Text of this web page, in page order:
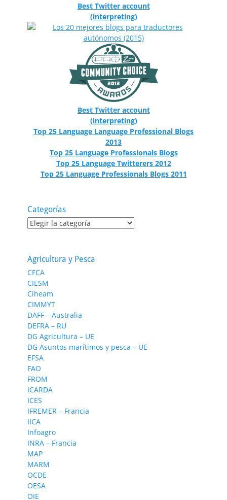
Best Twitter account
(interpreting)
Best Twitter account
(interpreting)
Top 25 Language Language Professional Blogs
2013
Top 25 Language Professionals Blogs
Top 25 Language Twitterers 2012
Top 25 Language Professionals Blogs 2011
Categorías
Categorías
Agricultura y Pesca
CFCA
CIESM
Ciheam
CIMMYT
DAFF – Australia
DEFRA – RU
DG Agricultura – UE
DG Asuntos marítimos y pesca – UE
EFSA
FAO
FROM
ICARDA
ICES
IFREMER – Francia
IICA
Infoagro
INRA – Francia
MAP
MARM
OCDE
OESA
OIE